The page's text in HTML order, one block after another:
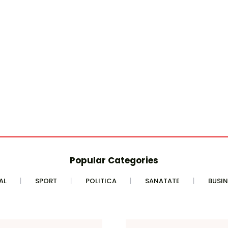
Popular Categories
SPORT POLITICA SANATATE